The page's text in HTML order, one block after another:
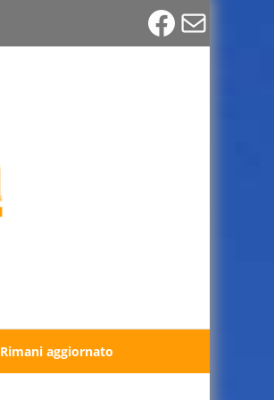
Email
Rimani aggiornato